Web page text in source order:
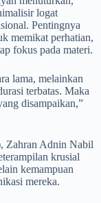
logat
Pentingnya
memikat perhatian,
fokus pada materi.
lama, melainkan
terbatas. Maka
disampaikan,”
Zahran Adnin Nabil
krusial
kemampuan
mereka.